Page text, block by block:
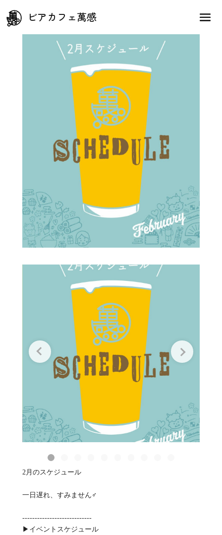
ビアカフェ萬感
2月のスケジュール
2月のスケジュール
一日遅れ、すみません‍♂️
----------------------------
▶︎イベントスケジュール